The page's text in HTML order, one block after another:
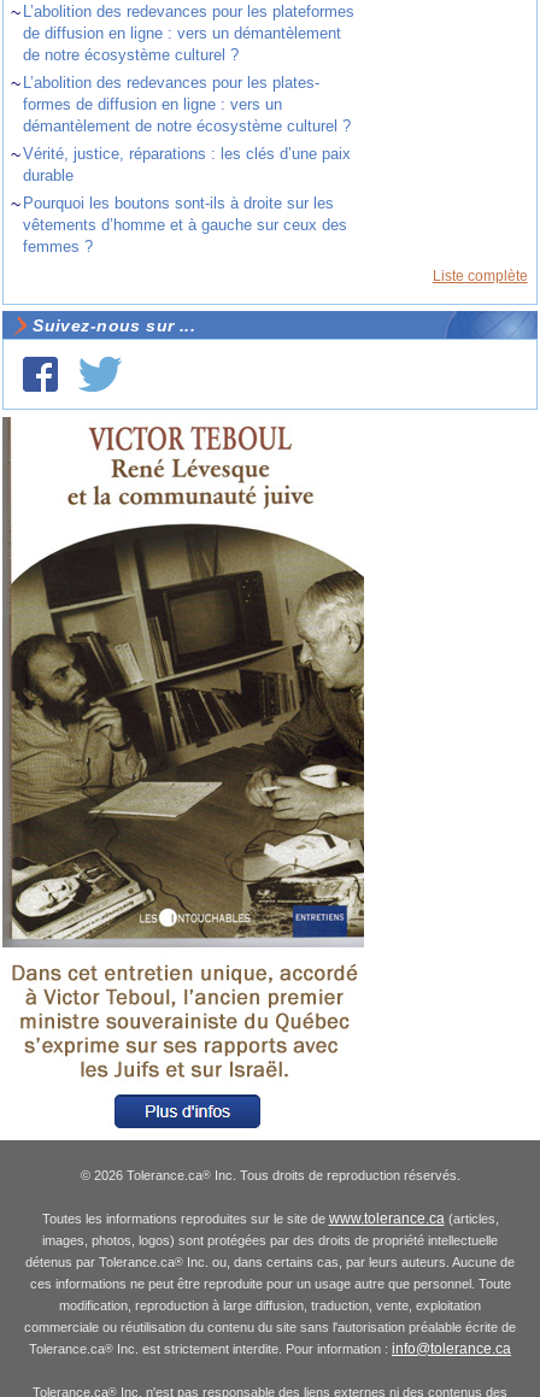
~ L’abolition des redevances pour les plateformes
de diffusion en ligne : vers un démantèlement
de notre écosystème culturel ?
~ L’abolition des redevances pour les plates-
formes de diffusion en ligne : vers un
démantèlement de notre écosystème culturel ?
~Vérité, justice, réparations : les clés d’une paix
durable
~ Pourquoi les boutons sont-ils à droite sur les
vêtements d’homme et à gauche sur ceux des
femmes ?
Liste complète
Suivez-nous sur ...
© 2026 Tolerance.ca®Inc. Tous droits de reproduction réservés.
Toutes les informations reproduites sur le site de www.tolerance.ca (articles,
images, photos, logos) sont protégées par des droits de propriété intellectuelle
détenus par Tolerance.ca® Inc. ou, dans certains cas, par leurs auteurs. Aucune de
ces informations ne peut être reproduite pour un usage autre que personnel. Toute
modification, reproduction à large diffusion, traduction, vente, exploitation
commerciale ou réutilisation du contenu du site sans l'autorisation préalable écrite de
Tolerance.ca® Inc. est strictement interdite. Pour information : info@tolerance.ca
Tolerance.ca® Inc. n'est pas responsable des liens externes ni des contenus des